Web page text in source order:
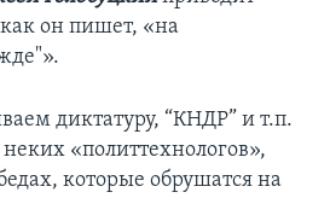
он пишет, «на
диктатуру, “КНДР” и т.п.
«политтехнологов»,
которые обрушатся на